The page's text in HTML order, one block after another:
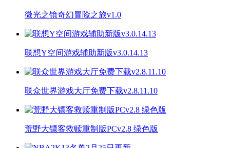
微光之镜奇幻冒险之旅v1.0
联想Y空间游戏辅助新版v3.0.14.13
联众世界游戏大厅免费下载v2.8.11.10
荒野大镖客救赎重制版PCv2.8 绿色版